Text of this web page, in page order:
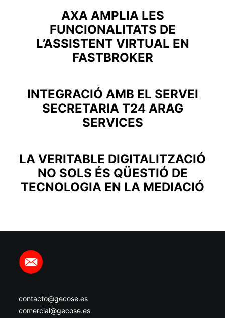
AXA AMPLIA LES
FUNCIONALITATS DE
L’ASSISTENT VIRTUAL EN
FASTBROKER
INTEGRACIÓ AMB EL SERVEI
SECRETARIA T24 ARAG
SERVICES
LA VERITABLE DIGITALITZACIÓ
NO SOLS ÉS QÜESTIÓ DE
TECNOLOGIA EN LA MEDIACIÓ
contacto@gecose.es
comercial@gecose.es